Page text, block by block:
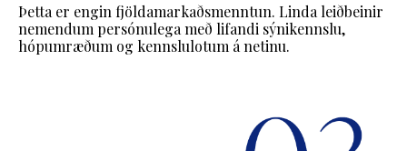
Þetta er engin fjöldamarkaðsmenntun. Linda leiðbeinir
nemendum persónulega með lifandi sýnikennslu,
hópumræðum og kennslulotum á netinu.